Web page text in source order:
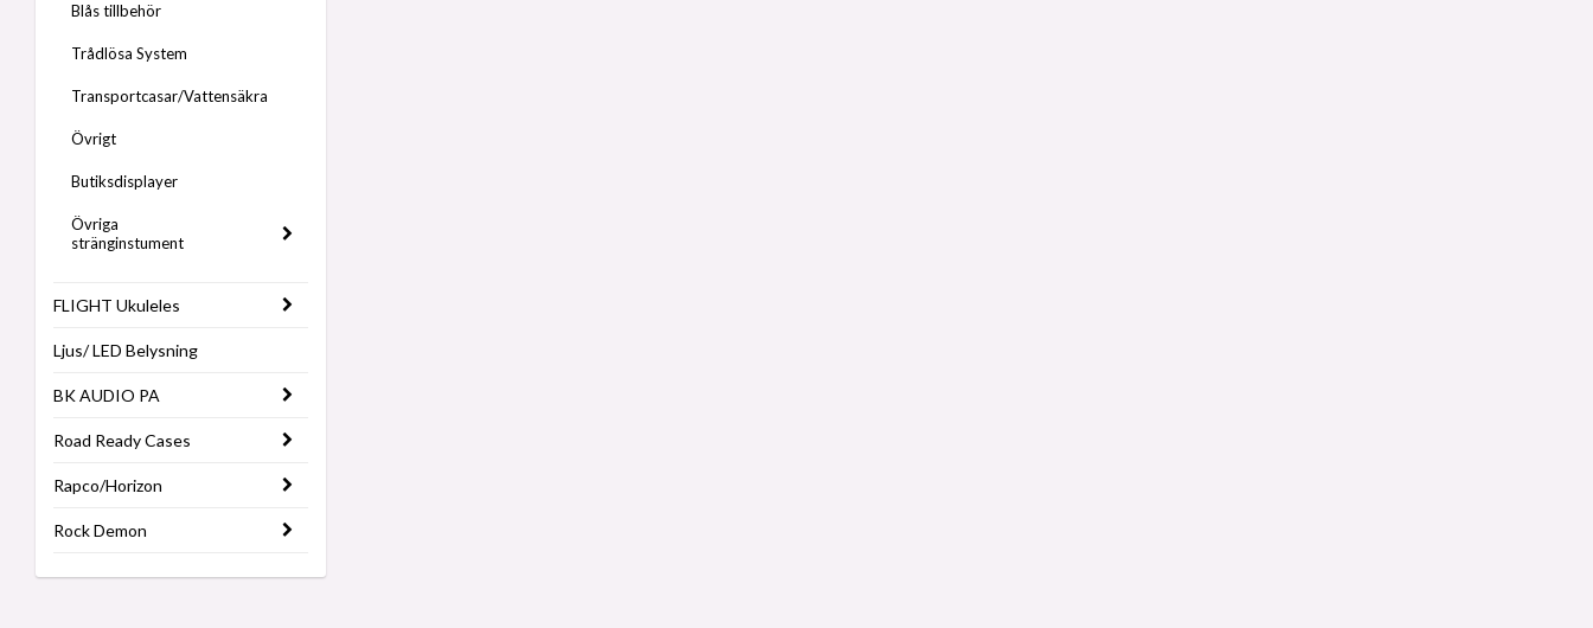
Blås tillbehör
Trådlösa System
Transportcasar/Vattensäkra
Övrigt
Butiksdisplayer
Övriga
stränginstument
FLIGHT Ukuleles
Ljus/ LED Belysning
BK AUDIO PA
Road Ready Cases
Rapco/Horizon
Rock Demon